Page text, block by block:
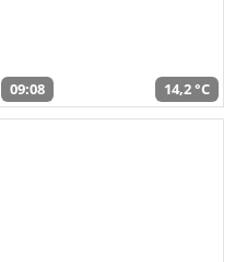
09:08 14,2 °C